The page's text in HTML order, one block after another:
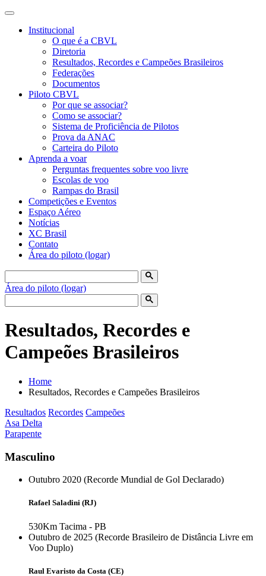
Institucional
O que é a CBVL
Diretoria
Resultados, Recordes e Campeões Brasileiros
Federações
Documentos
Piloto CBVL
Por que se associar?
Como se associar?
Sistema de Proficiência de Pilotos
Prova da ANAC
Carteira do Piloto
Aprenda a voar
Perguntas frequentes sobre voo livre
Escolas de voo
Rampas do Brasil
Competições e Eventos
Espaço Aéreo
Notícias
XC Brasil
Contato
Área do piloto (logar)
Área do piloto (logar)
Resultados, Recordes e
Campeões Brasileiros
Home
Resultados, Recordes e Campeões Brasileiros
Resultados Recordes Campeões
Asa Delta
Parapente
Masculino
Outubro 2020 (Recorde Mundial de Gol Declarado)
Rafael Saladini (RJ)
530Km Tacima - PB
Outubro de 2025 (Recorde Brasileiro de Distância Livre em
Voo Duplo)
Raul Evaristo da Costa (CE)